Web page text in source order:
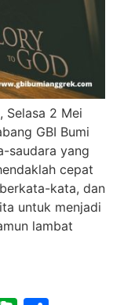
Selasa 2 Mei
GBI Bumi
saudara yang
cepat
kata, dan
untuk menjadi
lambat